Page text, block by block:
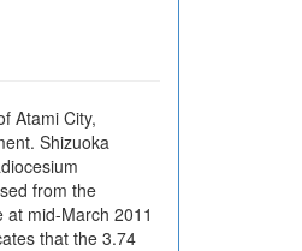
Atami City,
Shizuoka
from the
mid-March 2011
that the 3.74